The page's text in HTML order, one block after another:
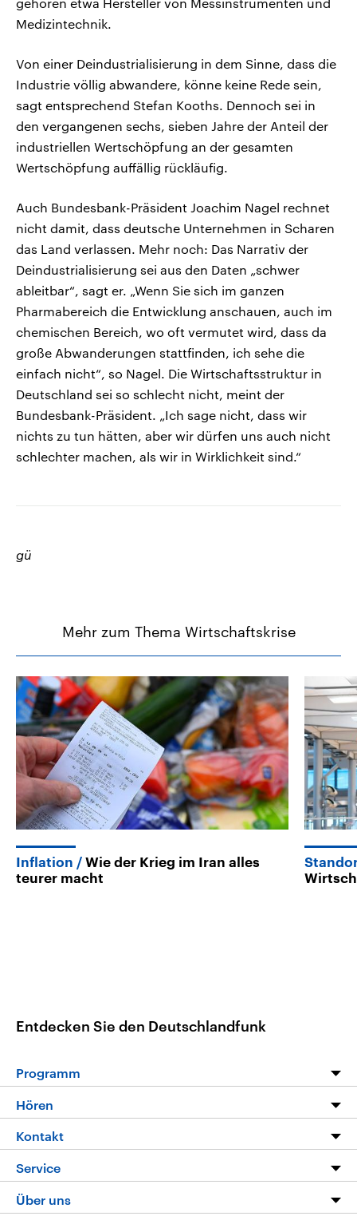
Medizintechnik.
Von einer Deindustrialisierung in dem Sinne, dass die
Industrie völlig abwandere, könne keine Rede sein,
sagt entsprechend Stefan Kooths. Dennoch sei in
den vergangenen sechs, sieben Jahre der Anteil der
industriellen Wertschöpfung an der gesamten
Wertschöpfung auffällig rückläufig.
Auch Bundesbank-Präsident Joachim Nagel rechnet
nicht damit, dass deutsche Unternehmen in Scharen
das Land verlassen. Mehr noch: Das Narrativ der
Deindustrialisierung sei aus den Daten „schwer
ableitbar“, sagt er. „Wenn Sie sich im ganzen
Pharmabereich die Entwicklung anschauen, auch im
chemischen Bereich, wo oft vermutet wird, dass da
große Abwanderungen stattfinden, ich sehe die
einfach nicht“, so Nagel. Die Wirtschaftsstruktur in
Deutschland sei so schlecht nicht, meint der
Bundesbank-Präsident. „Ich sage nicht, dass wir
nichts zu tun hätten, aber wir dürfen uns auch nicht
schlechter machen, als wir in Wirklichkeit sind.“
gü
Mehr zum Thema Wirtschaftskrise
Inflation
Wie der Krieg im Iran alles
teurer macht
Entdecken Sie den Deutschlandfunk
Programm
Die Nachrichten
Nachrichtenleicht
Neue Beiträge auf dlf.de
Hören
Livestream
Podcasts
Deutschlandfunk App
Kontakt
Hörerservice
Service
FAQ
Über uns